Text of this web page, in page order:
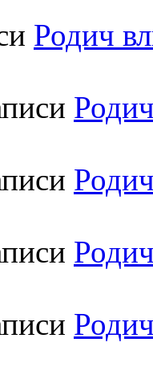
Родич